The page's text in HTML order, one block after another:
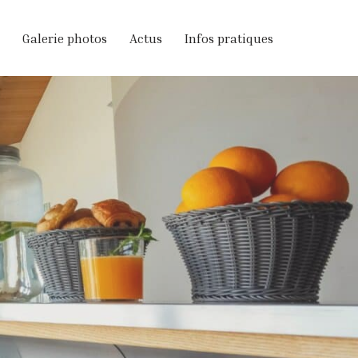
Galerie photos Actus Infos pratiques